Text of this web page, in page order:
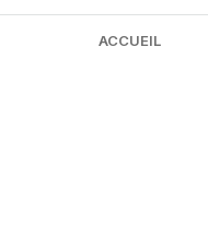
ACCUEIL